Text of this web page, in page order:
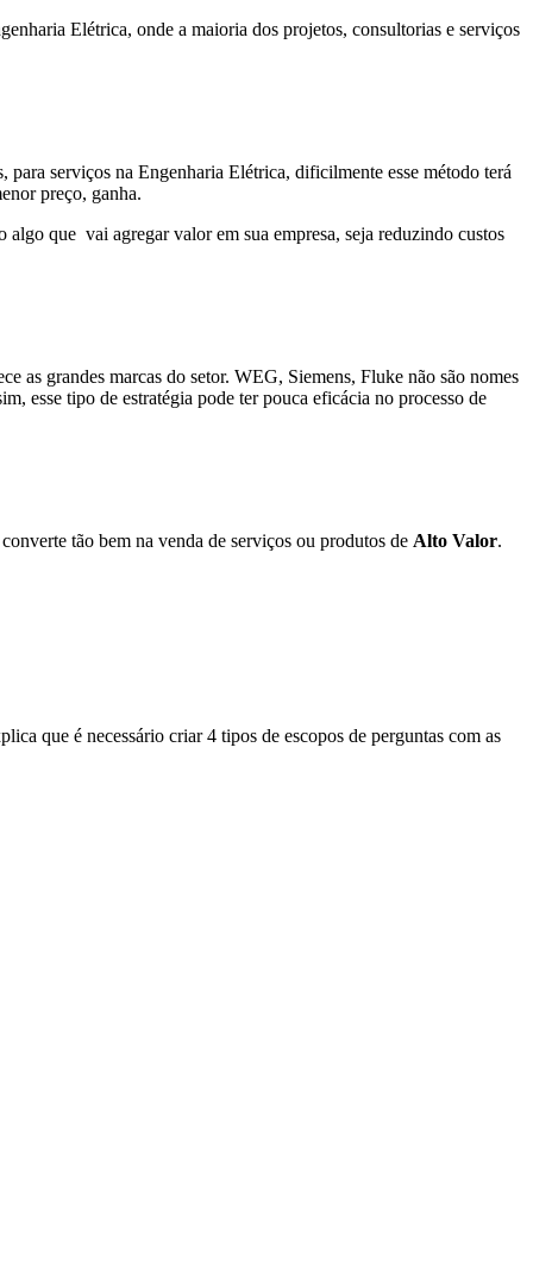
Elétrica, onde a maioria dos projetos, consultorias e serviços
serviços na Engenharia Elétrica, dificilmente esse método terá
preço, ganha.
algo que vai agregar valor em sua empresa, seja reduzindo custos
as grandes marcas do setor. WEG, Siemens, Fluke não são nomes
esse tipo de estratégia pode ter pouca eficácia no processo de
tão bem na venda de serviços ou produtos de Alto Valor.
que é necessário criar 4 tipos de escopos de perguntas com as